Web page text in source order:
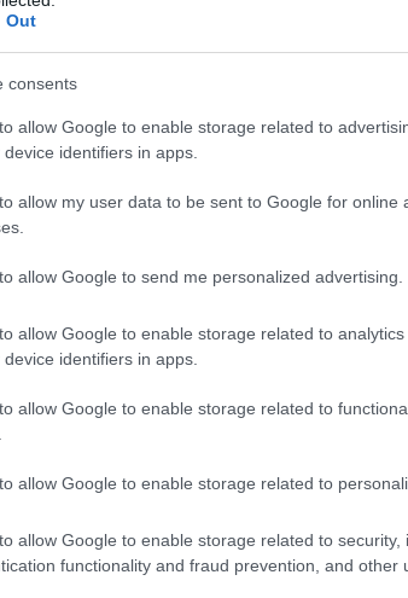
Out
consents
allow Google to enable storage related to
identifiers in apps.
allow my user data to be sent to Google for online
allow Google to send me personalized advertising.
allow Google to enable storage related to
identifiers in apps.
allow Google to enable storage related to
allow Google to enable storage related to
allow Google to enable storage related to security,
functionality and fraud prevention, and other
– 10.343
combosította magát múlt héten a most 28
díjjal vigasztalódott. A sztárerő és a komikus
politikai témát, így születtek jobb számok, mint
feliratos delikvens). Ezzel együtt persze tény, hogy
dobásban, szinkronizáltan és valamivel eladhatóbb
napon. AzAlelnöksajtóvisszhangja mennyiségben és
rögtön tovább a figyelem róla, de 30.000 nézőig
a következő hetekben. Márpedig sok fog.
: a most 4,7 millió forinttal a 12. helyen álló, 4
határt, amivel nem csak 2018 legjövedelmezőbb
898,8 millióját), de a valaha volt 6. legtöbbet termelő
Erő, aZsivány Egyes és aStar Wars: Az utolsó
sek voltak, ugyebár. A nézettség 620.000 fölé ért, 2D-s
felpörgött a forgalom: cca. 300.000-en mentek moziba a
jegyet. Február végén, ami gyakorlatilag már március
című vígjáték képezi a fő attrakciót, de a
nézővel...